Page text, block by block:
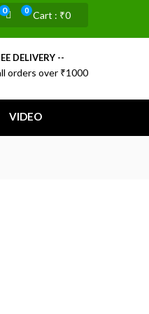
Cart : ₹0
0
0
DELIVERY --
orders over ₹1000
VIDEO